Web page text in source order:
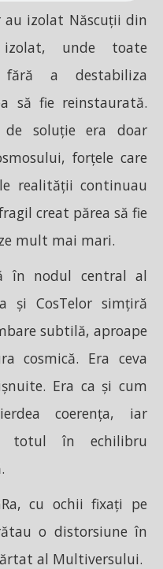
au izolat Născuții din
unde toate
fără a destabiliza
să fie reinstaurată.
soluție era doar
forțele care
realității continuau
creat părea să fie
mult mai mari.
în nodul central al
și CosTelor simțiră
subtilă, aproape
cosmică. Era ceva
Era ca și cum
coerența, iar
totul în echilibru
cu ochii fixați pe
o distorsiune în
al Multiversului.